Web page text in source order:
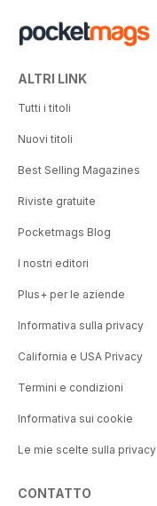
ALTRI LINK
Tutti i titoli
Nuovi titoli
Best Selling Magazines
Riviste gratuite
Pocketmags Blog
I nostri editori
Plus+ per le aziende
Informativa sulla privacy
California e USA Privacy
Termini e condizioni
Informativa sui cookie
Le mie scelte sulla privacy
CONTATTO